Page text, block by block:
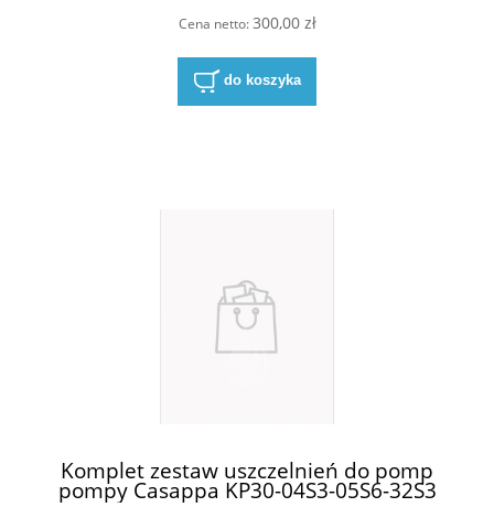
Cena netto:300,00 zł
do koszyka
Komplet zestaw uszczelnień do pomp
pompy Casappa KP30-04S3-05S6-32S3